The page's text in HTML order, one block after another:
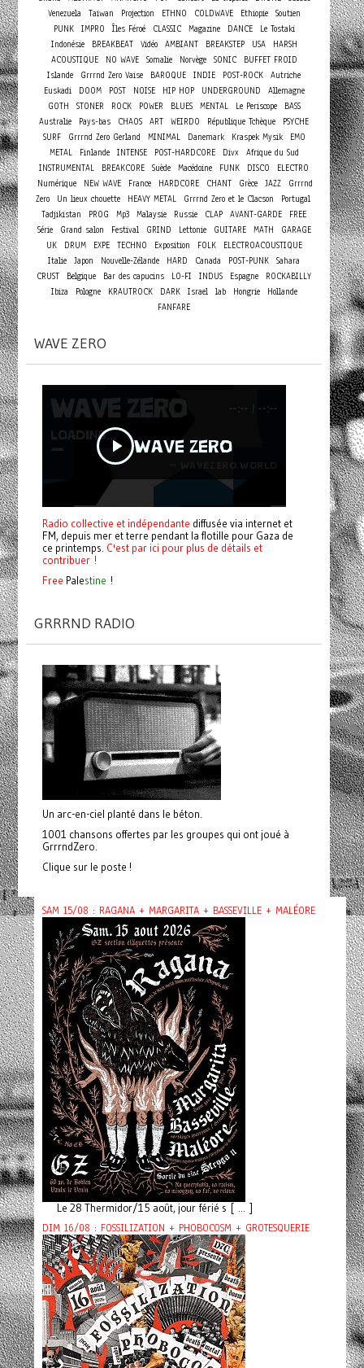
Venezuela
Taiwan Projection ETHNO COLDWAVE Ethiopie
Soutien
PUNK
IMPRO Îles Féroé CLASSIC Magazine DANCE
Le Tostaki
Indonésie
BREAKBEAT Vidéo AMBIANT BREAKSTEP USA
HARSH
ACOUSTIQUE
NO WAVE Somalie Norvège SONIC
BUFFET FROID
Islande
Grrrnd Zero Vaise BAROQUE INDIE POST-ROCK Autriche
Euskadi
DOOM POST NOISE HIP HOP UNDERGROUND
Allemagne
GOTH
STONER ROCK POWER BLUES MENTAL Le Periscope
BASS
Australie
Pays-bas CHAOS ART WEIRDO République Tchèque
PSYCHE
SURF
Grrrnd Zero Gerland MINIMAL Danemark Kraspek Mysik
EMO
METAL
Finlande INTENSE POST-HARDCORE Divx
Afrique du Sud
INSTRUMENTAL
BREAKCORE Suède Macédoine FUNK DISCO
ELECTRO
Numérique
NEW WAVE France HARDCORE CHANT Grèce JAZZ
Grrrnd
Zero
Un lieux chouette HEAVY METAL Grrrnd Zero et le Clacson
Portugal
Tadjikistan
PROG Mp3 Malaysie Russie CLAP AVANT-GARDE
FREE
Série
Grand salon Festival GRIND Lettonie GUITARE MATH
GARAGE
UK
DRUM EXPE TECHNO Exposition FOLK
ELECTROACOUSTIQUE
Italie Japon Nouvelle-Zélande HARD Canada POST-PUNK Sahara
CRUST
Belgique Bar des capucins LO-FI INDUS Espagne
ROCKABILLY
Ibiza
Pologne KRAUTROCK DARK Israel lab Hongrie
Hollande
FANFARE
WAVE ZERO
Radio collective et indépendante diffusée via internet et
FM, depuis mer et terre pendant la flotille pour Gaza de
ce printemps. C'est par ici pour plus de détails et
contribuer !
Free Palestine !
GRRRND RADIO
Un arc-en-ciel planté dans le béton.
1001 chansons offertes par les groupes qui ont joué à
GrrrndZero.
Clique sur le poste !
SAM 15/08 : RAGANA + MARGARITA + BASSEVILLE + MALÉORE
Le 28 Thermidor/15 août, jour férié s [ ... ]
DIM 16/08 : FOSSILIZATION + PHOBOCOSM + GROTESQUERIE